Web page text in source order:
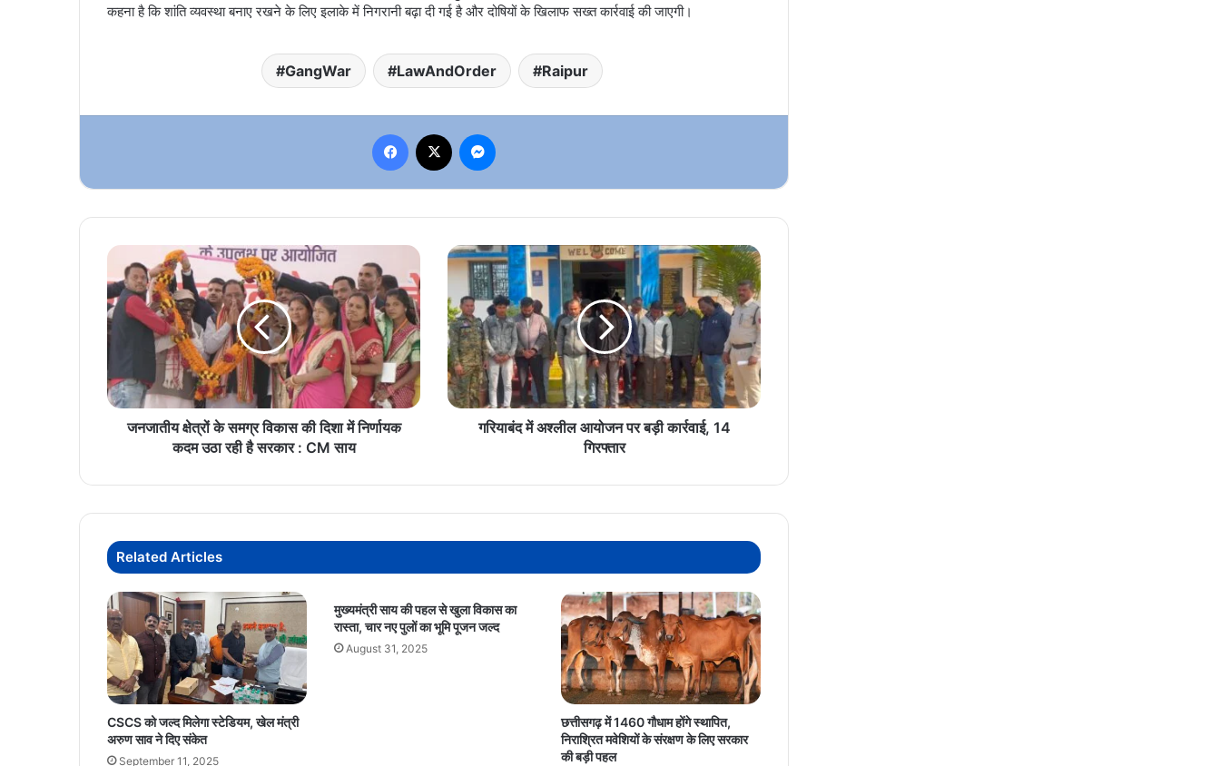
कहना है कि शांति व्यवस्था बनाए रखने के लिए इलाके में निगरानी बढ़ा दी गई है और दोषियों के खिलाफ सख्त कार्रवाई की जाएगी।
GangWar LawAndOrder Raipur
Facebook
जनजातीय
क्षेत्रों
के
समग्र
विकास
दिशा
में
निर्णायक
कदम
है
CM
साय
जनजातीय क्षेत्रों के समग्र विकास की दिशा में निर्णायक
कदम उठा रही है सरकार : CM साय
गरियाबंद
में
अश्लील
आयोजन
पर
बड़ी
कार्रवाई,
14
गिरफ्तार
गरियाबंद में अश्लील आयोजन पर बड़ी कार्रवाई, 14
गिरफ्तार
Related Articles
CSCS को जल्द मिलेगा स्टेडियम, खेल मंत्री
अरुण साव ने दिए संकेत
September 11, 2025
मुख्यमंत्री साय की पहल से खुला विकास का
रास्ता, चार नए पुलों का भूमि पूजन जल्द
August 31, 2025
छत्तीसगढ़ में 1460 गौधाम होंगे स्थापित,
निराश्रित मवेशियों के संरक्षण के लिए सरकार
की बड़ी पहल